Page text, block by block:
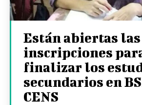
Están abiertas las
inscripciones
finalizar los
secundarios en
CENS